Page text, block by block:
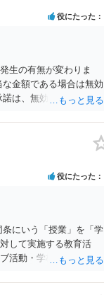
役にたった
生の有無が変わりま
金額である場合は無効
は、無効となるものに
役にたった
にいう「授業」を「学
して実施する教育活
活動・学校行事等）、
図書館法第６条第１項